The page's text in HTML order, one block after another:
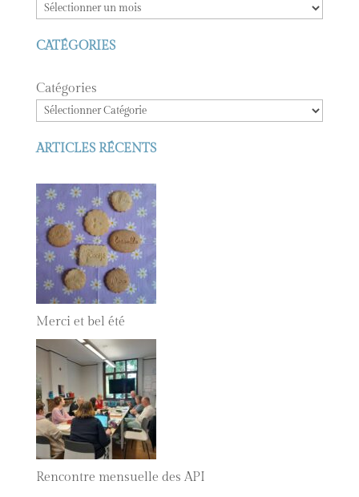
CATÉGORIES
Catégories
ARTICLES RÉCENTS
Merci et bel été
Rencontre mensuelle des API